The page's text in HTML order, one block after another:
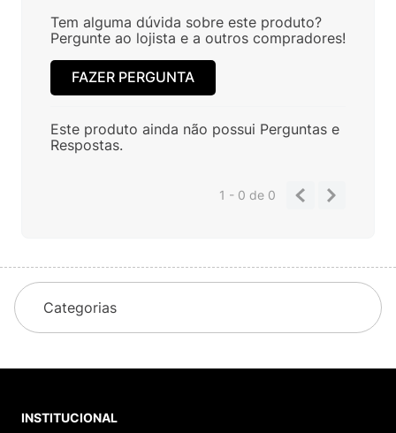
Tem alguma dúvida sobre este produto?
Pergunte ao lojista e a outros compradores!
FAZER PERGUNTA
Este produto ainda não possui Perguntas e
Respostas.
1 - 0de 0
Categorias
INSTITUCIONAL